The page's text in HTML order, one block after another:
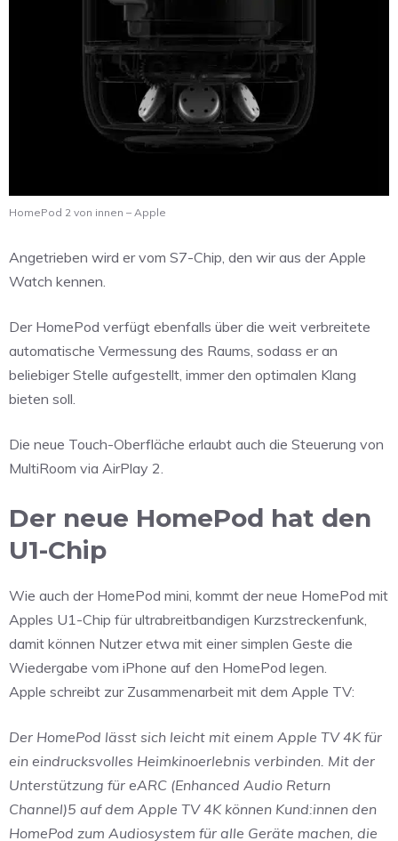
HomePod 2 von innen – Apple
Angetrieben wird er vom S7-Chip, den wir aus der Apple
Watch kennen.
Der HomePod verfügt ebenfalls über die weit verbreitete
automatische Vermessung des Raums, sodass er an
beliebiger Stelle aufgestellt, immer den optimalen Klang
bieten soll.
Die neue Touch-Oberfläche erlaubt auch die Steuerung von
MultiRoom via AirPlay 2.
Der neue HomePod hat den
U1-Chip
Wie auch der HomePod mini, kommt der neue HomePod mit
Apples U1-Chip für ultrabreitbandigen Kurzstreckenfunk,
damit können Nutzer etwa mit einer simplen Geste die
Wiedergabe vom iPhone auf den HomePod legen.
Apple schreibt zur Zusammenarbeit mit dem Apple TV:
Der HomePod lässt sich leicht mit einem Apple TV 4K für
ein eindrucksvolles Heimkinoerlebnis verbinden. Mit der
Unterstützung für eARC (Enhanced Audio Return
Channel)5 auf dem Apple TV 4K können Kund:innen den
HomePod zum Audiosystem für alle Geräte machen, die